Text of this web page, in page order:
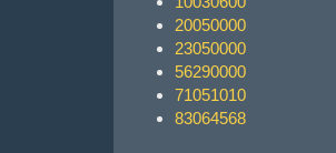
20050000
23050000
56290000
71051010
83064568